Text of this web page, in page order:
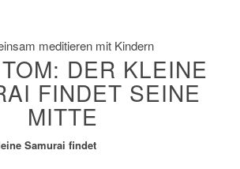
meditieren mit Kindern
TOM: DER KLEINE
FINDET SEINE
MITTE
Samurai findet